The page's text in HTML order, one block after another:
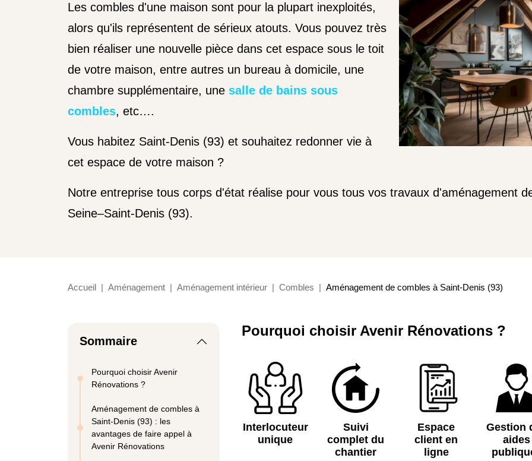
Les combles d'une maison sont pour la plupart inexploités,
alors qu'ils représentent de sérieux atouts. Vous pouvez très
bien réaliser une nouvelle pièce dans cet espace sous le toit
de votre maison, entre autres un bureau à domicile, une
chambre supplémentaire, une salle de bains sous
combles, etc….
Vous habitez Saint-Denis (93) et souhaitez redonner vie à
cet espace de votre maison ?
Notre entreprise tous corps d'état réalise pour vous tous vos travaux d'aménagement
Seine–Saint-Denis (93).
Accueil Aménagement Aménagement intérieur Combles Aménagement de combles à Saint-Denis (93)
Sommaire
Pourquoi choisir Avenir
Rénovations ?
Aménagement de combles à
Saint-Denis (93) : les
avantages de faire appel à
Avenir Rénovations
Pourquoi choisir Avenir Rénovations ?
Interlocuteur
unique
Suivi
complet du
chantier
Espace
client en
ligne
Gestion
aides